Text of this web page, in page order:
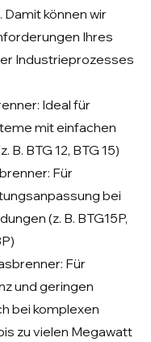
können wir
Ihres
Industrieprozesses
Ideal für
mit einfachen
B. BTG 12, BTG 15)
Für
bei
(z. B. BTG15P,
Für
und geringen
bei komplexen
zu vielen Megawatt